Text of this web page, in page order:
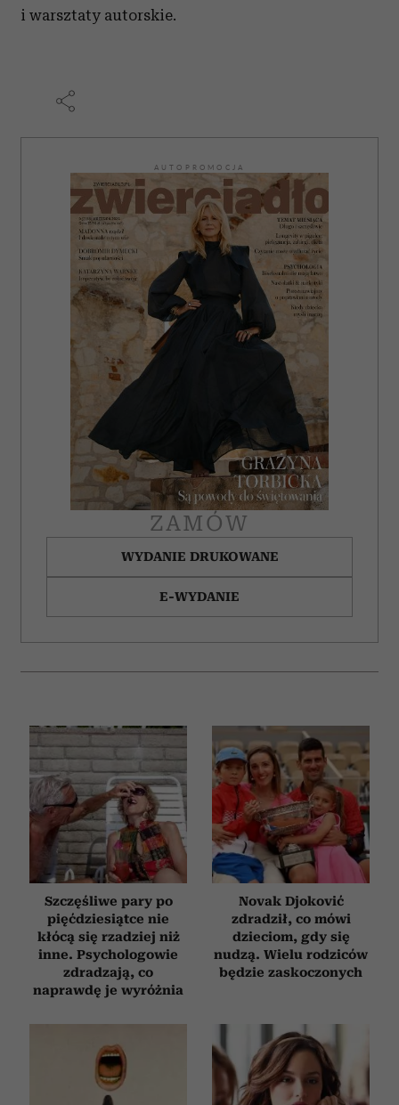
i warsztaty autorskie.
AUTOPROMOCJA
ZAMÓW
WYDANIE DRUKOWANE
E-WYDANIE
Szczęśliwe pary po
pięćdziesiątce nie
kłócą się rzadziej niż
inne. Psychologowie
zdradzają, co
naprawdę je wyróżnia
Novak Djoković
zdradził, co mówi
dzieciom, gdy się
nudzą. Wielu rodziców
będzie zaskoczonych